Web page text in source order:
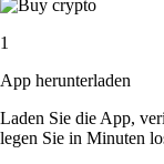
1
App herunterladen
Laden Sie die App,
legen Sie in Minuten